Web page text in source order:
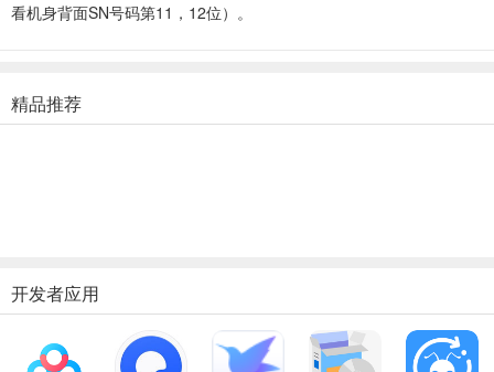
看机身背面SN号码第11，12位）。
精品推荐
开发者应用